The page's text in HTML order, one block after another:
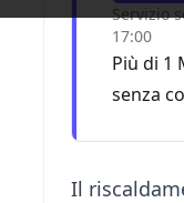
Servizio
17:00
Più di 1
senza
Il